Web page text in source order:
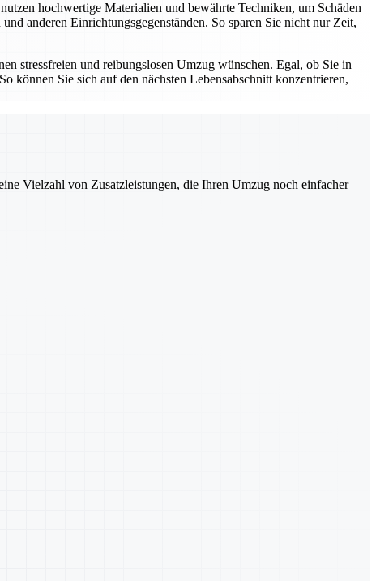
hochwertige Materialien und bewährte Techniken, um Schäden
anderen Einrichtungsgegenständen. So sparen Sie nicht nur Zeit,
stressfreien und reibungslosen Umzug wünschen. Egal, ob Sie in
können Sie sich auf den nächsten Lebensabschnitt konzentrieren,
Vielzahl von Zusatzleistungen, die Ihren Umzug noch einfacher